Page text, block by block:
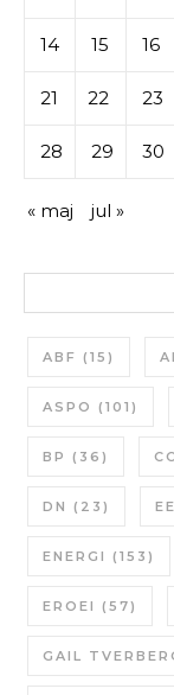
14 15 16
21 22 23
28 29 30
« maj jul »
ABF (15)
ASPO (101)
BP (36)
DN (23)
ENERGI (153)
EROEI (57)
GAIL